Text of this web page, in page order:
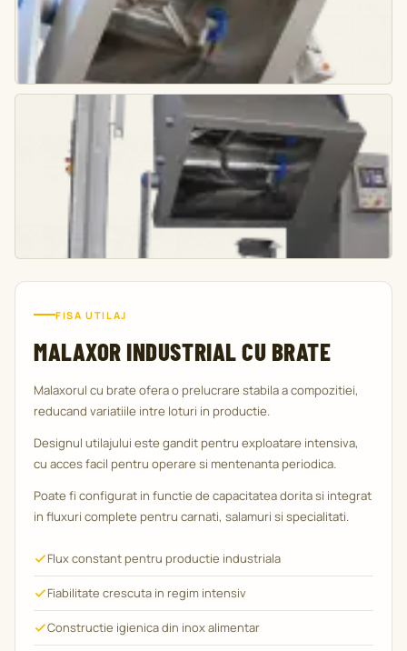
FISA UTILAJ
MALAXOR INDUSTRIAL CU BRATE
Malaxorul cu brate ofera o prelucrare stabila a compozitiei,
reducand variatiile intre loturi in productie.
Designul utilajului este gandit pentru exploatare intensiva,
cu acces facil pentru operare si mentenanta periodica.
Poate fi configurat in functie de capacitatea dorita si integrat
in fluxuri complete pentru carnati, salamuri si specialitati.
Flux constant pentru productie industriala
Fiabilitate crescuta in regim intensiv
Constructie igienica din inox alimentar